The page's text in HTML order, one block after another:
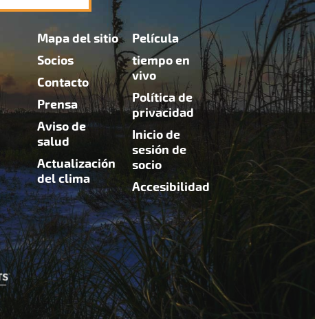
Mapa del sitio
Socios
Contacto
Prensa
Aviso de
salud
Actualización
del clima
Película
tiempo en
vivo
Política de
privacidad
Inicio de
sesión de
socio
Accesibilidad